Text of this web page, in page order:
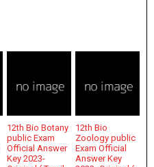
12th Bio Botany
public Exam
Official Answer
Key 2023-
12th Bio
Zoology public
Exam Official
Answer Key